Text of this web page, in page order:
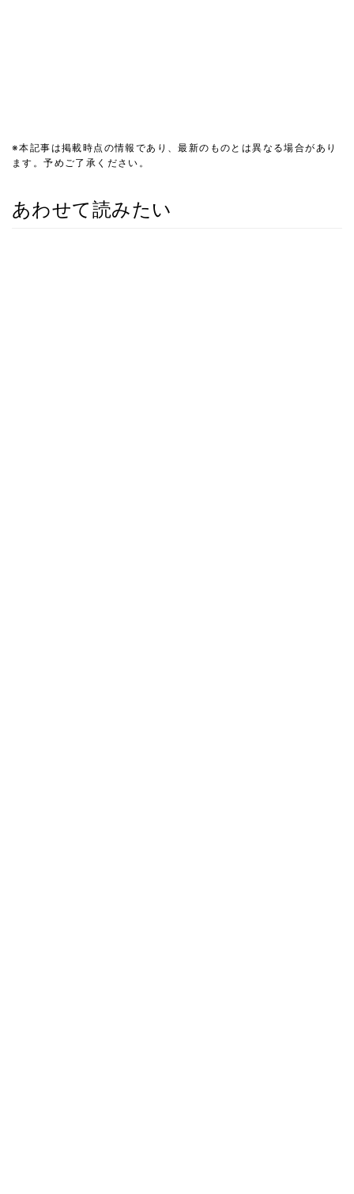
※本記事は掲載時点の情報であり、最新のものとは異なる場合があり
ます。予めご了承ください。
あわせて読みたい